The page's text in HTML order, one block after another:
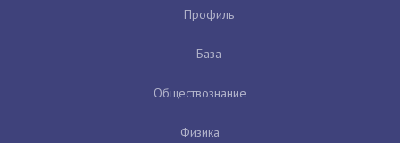
Профиль
База
Обществознание
Физика